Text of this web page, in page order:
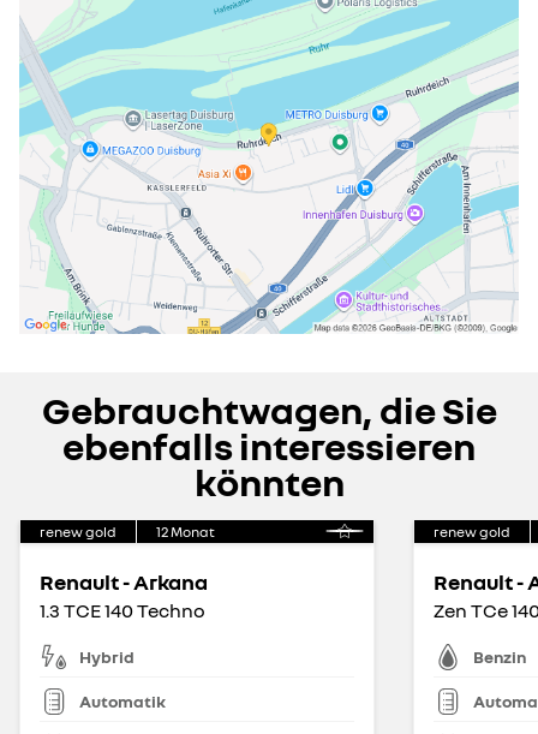
Gebrauchtwagen, die Sie
ebenfalls interessieren
könnten
renew gold 12Monat
Renault - Arkana
1.3 TCE 140 Techno
Hybrid
Automatik
renew gold
Renault -
Zen TCe
Benzin